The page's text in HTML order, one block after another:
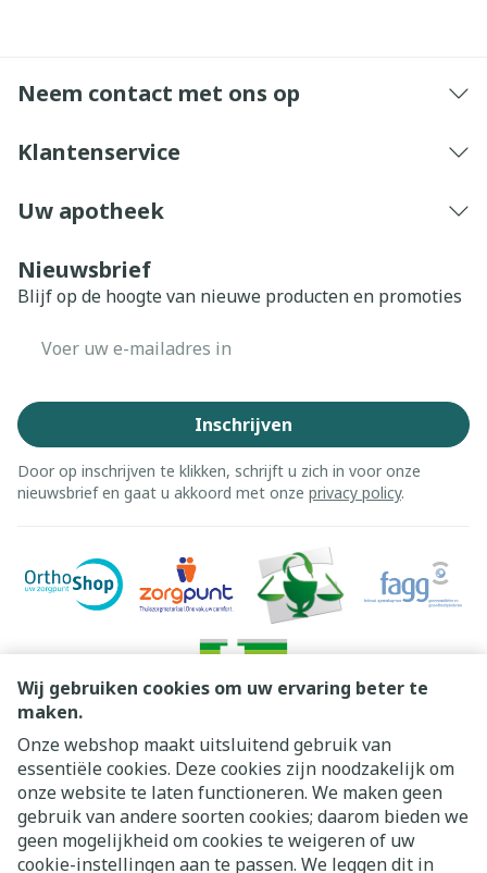
Wij gebruiken cookies om uw ervaring beter te
maken.
Onze webshop maakt uitsluitend gebruik van
essentiële cookies. Deze cookies zijn noodzakelijk om
onze website te laten functioneren. We maken geen
gebruik van andere soorten cookies; daarom bieden we
geen mogelijkheid om cookies te weigeren of uw
cookie-instellingen aan te passen. We leggen dit in
Neem contact met ons op
Klantenservice
Uw apotheek
Nieuwsbrief
Blijf op de hoogte van nieuwe producten en promoties
Inschrijven
Door op inschrijven te klikken, schrijft u zich in voor onze
nieuwsbrief en gaat u akkoord met onze privacy policy.
Juridische links